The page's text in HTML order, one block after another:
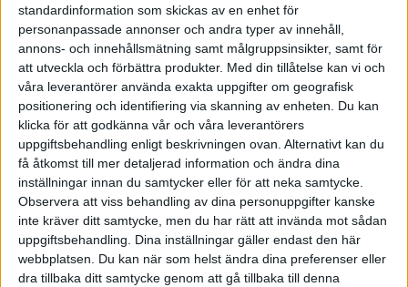
standardinformation som skickas av en enhet för
personanpassade annonser och andra typer av innehåll,
annons- och innehållsmätning samt målgruppsinsikter, samt för
att utveckla och förbättra produkter. Med din tillåtelse kan vi och
våra leverantörer använda exakta uppgifter om geografisk
positionering och identifiering via skanning av enheten. Du kan
klicka för att godkänna vår och våra leverantörers
uppgiftsbehandling enligt beskrivningen ovan. Alternativt kan du
få åtkomst till mer detaljerad information och ändra dina
inställningar innan du samtycker eller för att neka samtycke.
Observera att viss behandling av dina personuppgifter kanske
inte kräver ditt samtycke, men du har rätt att invända mot sådan
uppgiftsbehandling. Dina inställningar gäller endast den här
webbplatsen. Du kan när som helst ändra dina preferenser eller
dra tillbaka ditt samtycke genom att gå tillbaka till denna
sänker priset på batteriet. Nackdelen är att
natriumjonbatterier har en lägre energidensitet och ännu säljs
endast en model i Kina med ett sådat batteri.
En mer trolig möjlighet är att den europeiska Seagull kommer
bli något större. Det var skedde med BYD Dolphin som växte
med drygt två decimeter på längden när den lanseradesi
Europa. Kanske ger Dolphin också en fingervisning om hur
priset kommer skilja sig åt på Seagull här jämfört med i Kina.
Dolphin kostar idag från 99.800 yuan i Kina, alltså 150.000
kronor. Här i Svrerige går Dolphin att beställa från 369.900
kronor.